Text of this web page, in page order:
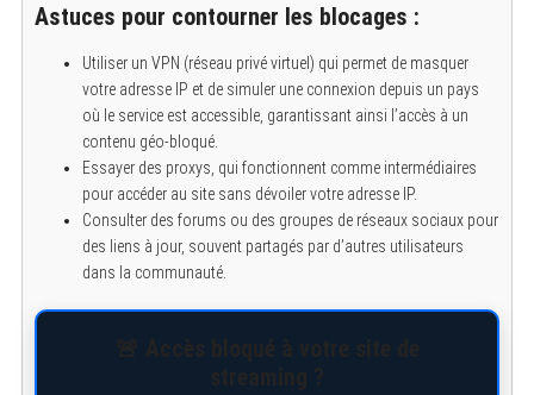
Astuces pour contourner les blocages :
Utiliser un VPN (réseau privé virtuel) qui permet de masquer
votre adresse IP et de simuler une connexion depuis un pays
où le service est accessible, garantissant ainsi l’accès à un
contenu géo-bloqué.
Essayer des proxys, qui fonctionnent comme intermédiaires
pour accéder au site sans dévoiler votre adresse IP.
Consulter des forums ou des groupes de réseaux sociaux pour
des liens à jour, souvent partagés par d’autres utilisateurs
dans la communauté.